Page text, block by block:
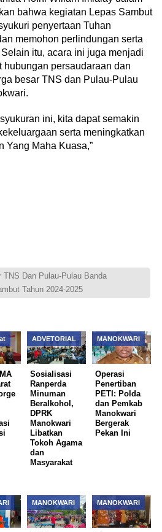
bahwa kegiatan Lepas Sambut
penyertaan Tuhan
memohon perlindungan serta
itu, acara ini juga menjadi
hubungan persaudaraan dan
besar TNS dan Pulau-Pulau
ini, kita dapat semakin
serta meningkatkan
Yang Maha Kuasa,”
TNS Dan Pulau-Pulau Banda
Tahun 2024-2025
ADVETORIAL
Sosialisasi
Ranperda
Minuman
Beralkohol,
DPRK
Manokwari
Libatkan
Tokoh Agama
dan
Masyarakat
MANOKWARI
Operasi
Penertiban
PETI: Polda
dan Pemkab
Manokwari
Bergerak
Pekan Ini
MANOKWARI MANOKWARI